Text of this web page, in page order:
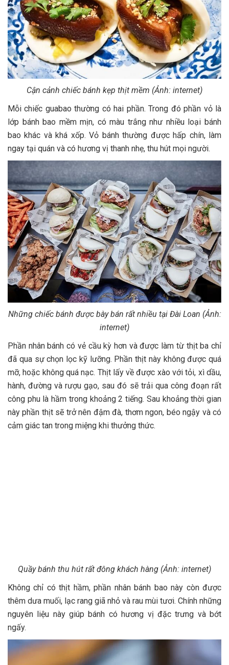
Cận cảnh chiếc bánh kẹp thịt mềm (Ảnh: internet)
Mỗi chiếc guabao thường có hai phần. Trong đó phần vỏ là
lớp bánh bao mềm mịn, có màu trắng như nhiều loại bánh
bao khác và khá xốp. Vỏ bánh thường được hấp chín, làm
ngay tại quán và có hương vị thanh nhẹ, thu hút mọi người.
Những chiếc bánh được bày bán rất nhiều tại Đài Loan (Ảnh:
internet)
Phần nhân bánh có vẻ cầu kỳ hơn và được làm từ thịt ba chỉ
đã qua sự chọn lọc kỹ lưỡng. Phần thịt này không được quá
mỡ, hoặc không quá nạc. Thịt lấy về được xào với tỏi, xì dầu,
hành, đường và rượu gạo, sau đó sẽ trải qua công đoạn rất
công phu là hầm trong khoảng 2 tiếng. Sau khoảng thời gian
này phần thịt sẽ trở nên đậm đà, thơm ngon, béo ngậy và có
cảm giác tan trong miệng khi thưởng thức.
Quầy bánh thu hút rất đông khách hàng (Ảnh: internet)
Không chỉ có thịt hầm, phần nhân bánh bao này còn được
thêm dưa muối, lạc rang giã nhỏ và rau mùi tươi. Chính những
nguyên liệu này giúp bánh có hương vị đặc trưng và bớt
ngấy.